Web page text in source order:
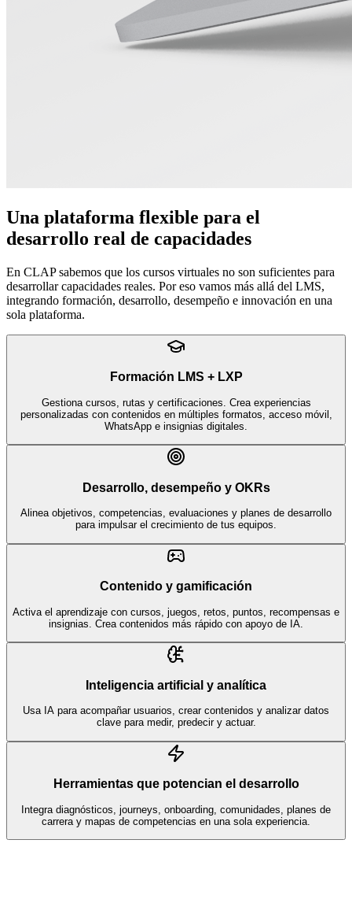
Una plataforma flexible para el
desarrollo real de capacidades
En CLAP sabemos que los cursos virtuales no son suficientes para
desarrollar capacidades reales. Por eso vamos más allá del LMS,
integrando formación, desarrollo, desempeño e innovación en una
sola plataforma.
Formación LMS + LXP
Gestiona cursos, rutas y certificaciones. Crea experiencias
personalizadas con contenidos en múltiples formatos, acceso móvil,
WhatsApp e insignias digitales.
Desarrollo, desempeño y OKRs
Alinea objetivos, competencias, evaluaciones y planes de desarrollo
para impulsar el crecimiento de tus equipos.
Contenido y gamificación
Activa el aprendizaje con cursos, juegos, retos, puntos, recompensas e
insignias. Crea contenidos más rápido con apoyo de IA.
Inteligencia artificial y analítica
Usa IA para acompañar usuarios, crear contenidos y analizar datos
clave para medir, predecir y actuar.
Herramientas que potencian el desarrollo
Integra diagnósticos, journeys, onboarding, comunidades, planes de
carrera y mapas de competencias en una sola experiencia.